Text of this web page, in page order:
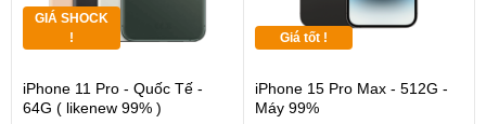
GIÁ SHOCK
!
iPhone 11 Pro - Quốc Tế -
64G ( likenew 99% )
Giá tốt !
iPhone 15 Pro Max - 512G -
Máy 99%